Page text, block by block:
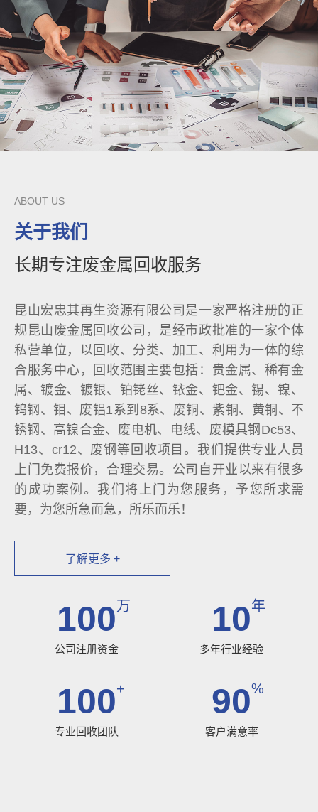
ABOUT US
关于我们
长期专注废金属回收服务
昆山宏忠其再生资源有限公司是一家严格注册的正
规昆山废金属回收公司，是经市政批准的一家个体
私营单位，以回收、分类、加工、利用为一体的综
合服务中心，回收范围主要包括：贵金属、稀有金
属、镀金、镀银、铂铑丝、铱金、钯金、锡、镍、
钨钢、钼、废铝1系到8系、废铜、紫铜、黄铜、不
锈钢、高镍合金、废电机、电线、废模具钢Dc53、
H13、cr12、废钢等回收项目。我们提供专业人员
上门免费报价，合理交易。公司自开业以来有很多
的成功案例。我们将上门为您服务，予您所求需
要，为您所急而急，所乐而乐！
了解更多 +
100万
公司注册资金
10年
多年行业经验
100+
专业回收团队
90%
客户满意率